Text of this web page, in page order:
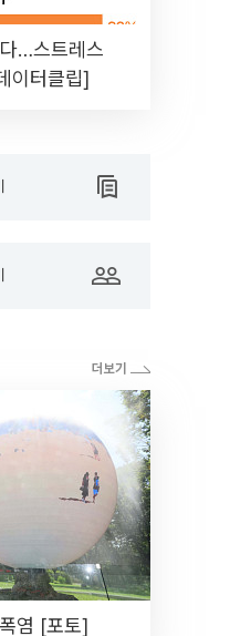
…스트레스
이터클립]
염 [포토]